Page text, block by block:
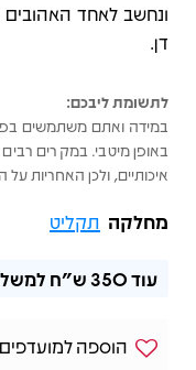
ונחשב לאחד האהובים
דן.
לתשומת ליבכם:
במידה ואתם משתמשים
באופן מיטבי. במקרים
איכותיים, ולכן האחריות
מחלקה תקליט
עוד350 ש"ח
הוספה למועדפים